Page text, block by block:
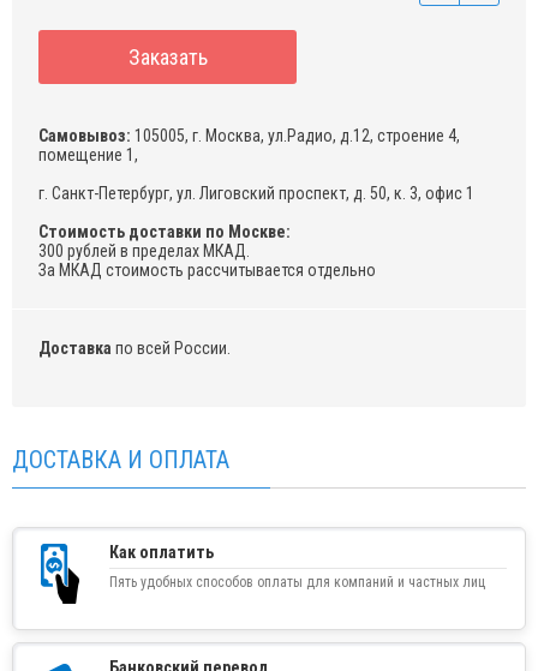
Заказать
Самовывоз: 105005, г. Москва, ул.Радио, д.12, строение 4,
помещение 1,
г. Санкт-Петербург, ул. Лиговский проспект, д. 50, к. 3, офис 1
Стоимость доставки по Москве:
300 рублей в пределах МКАД.
За МКАД стоимость рассчитывается отдельно
Доставка по всей России.
ДОСТАВКА И ОПЛАТА
Как оплатить
Пять удобных способов оплаты для компаний и частных лиц